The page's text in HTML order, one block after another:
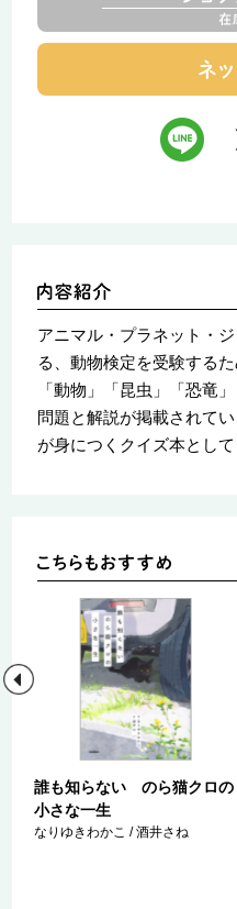
アニマル・プラネット・
る、動物検定を受験する
「動物」「昆虫」「恐竜
問題と解説が掲載されて
が身につくクイズ本として
誰も知らない のら猫クロの
小さな一生
なりゆきわかこ / 酒井さね